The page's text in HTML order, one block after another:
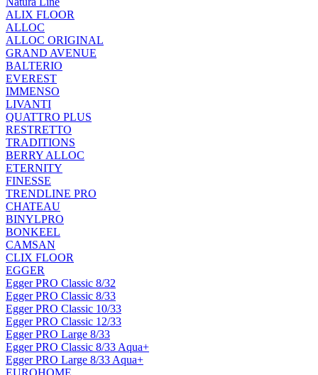
ALIX FLOOR
ALLOC
ALLOC ORIGINAL
GRAND AVENUE
BALTERIO
EVEREST
IMMENSO
LIVANTI
QUATTRO PLUS
RESTRETTO
TRADITIONS
BERRY ALLOC
ETERNITY
FINESSE
TRENDLINE PRO
CHATEAU
BINYLPRO
BONKEEL
CAMSAN
CLIX FLOOR
EGGER
Egger PRO Classic 8/32
Egger PRO Classic 8/33
Egger PRO Classic 10/33
Egger PRO Classic 12/33
Egger PRO Large 8/33
Egger PRO Classic 8/33 Aqua+
Egger PRO Large 8/33 Aqua+
EUROHOME